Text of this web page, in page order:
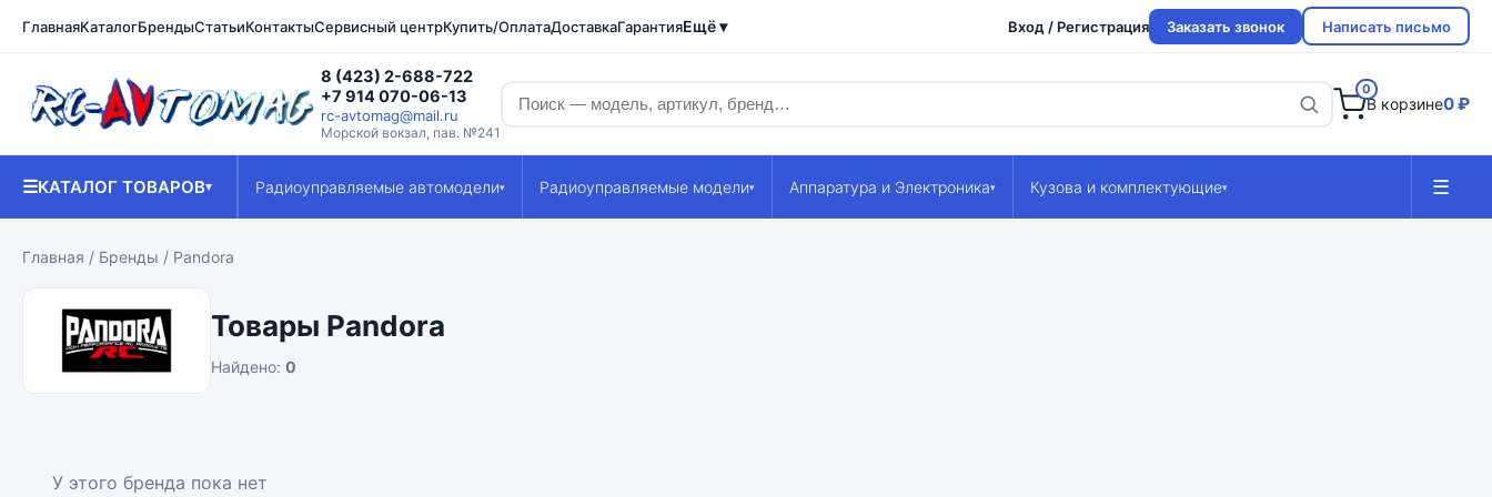
ГлавнаяКаталогБрендыСтатьиКонтактыСервисный центрКупить/ОплатаДоставкаГарантияЕщё ▾ Вход / Регистрация Заказать звонок Написать письмо
8 (423) 2-688-722
+7 914 070-06-13
rc-avtomag@mail.ru
Морской вокзал, пав. №241
0
В корзине0 ₽
☰КАТАЛОГ ТОВАРОВ▾ Радиоуправляемые автомодели▾ Радиоуправляемые модели▾ Аппаратура и Электроника▾ Кузова и комплектующие▾ ☰
Главная / Бренды / Pandora
Товары Pandora
Найдено: 0
У этого бренда пока нет